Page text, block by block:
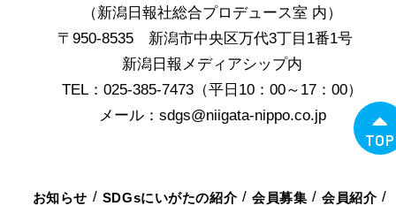
TOP
（新潟日報社総合プロデュース室 内）
〒950-8535 新潟市中央区万代3丁目1番1号
新潟日報メディアシップ内
TEL：025-385-7473（平日10：00～17：00）
メール：sdgs@niigata-nippo.co.jp
お知らせ SDGsにいがたの紹介 会員募集 会員紹介